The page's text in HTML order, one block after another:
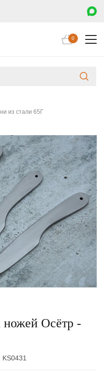
0
из стали 65Г
ножей Осётр -
KS0431